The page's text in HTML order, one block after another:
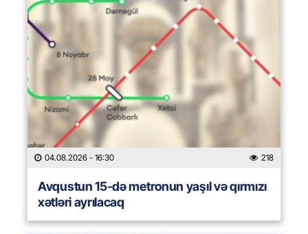
04.08.2026 - 16:30 218
Avqustun 15-də metronun yaşıl və qırmızı
xətləri ayrılacaq